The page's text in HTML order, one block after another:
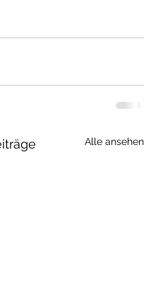
Alle ansehen